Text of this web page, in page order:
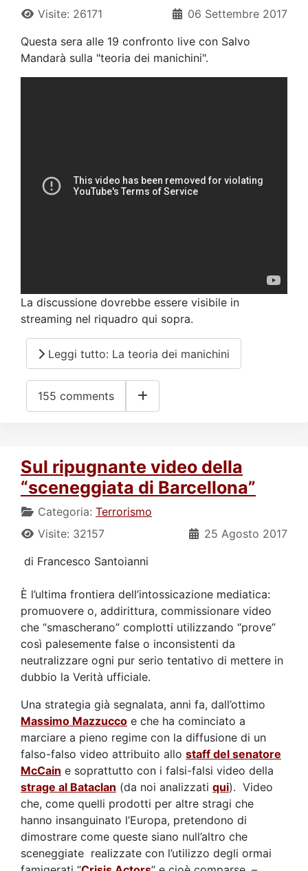
06 Settembre 2017
Visite: 26171
Questa sera alle 19 confronto live con Salvo
Mandarà sulla "teoria dei manichini".
La discussione dovrebbe essere visibile in
streaming nel riquadro qui sopra.
Leggi tutto: La teoria dei manichini
155 comments
Sul ripugnante video della
“sceneggiata di Barcellona”
Categoria: Terrorismo
25 Agosto 2017
Visite: 32157
di Francesco Santoianni
È l’ultima frontiera dell’intossicazione mediatica:
promuovere o, addirittura, commissionare video
che “smascherano” complotti utilizzando “prove”
così palesemente false o inconsistenti da
neutralizzare ogni pur serio tentativo di mettere in
dubbio la Verità ufficiale.
Una strategia già segnalata, anni fa, dall’ottimo
Massimo Mazzucco e che ha cominciato a
marciare a pieno regime con la diffusione di un
falso-falso video attribuito allo staff del senatore
McCain e soprattutto con i falsi-falsi video della
strage al Bataclan (da noi analizzati qui). Video
che, come quelli prodotti per altre stragi che
hanno insanguinato l’Europa, pretendono di
dimostrare come queste siano null’altro che
sceneggiate realizzate con l’utilizzo degli ormai